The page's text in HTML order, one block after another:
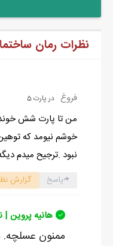
نظرات رمان
فروغ در پارت 5
من تا پارت شش
خوشم نیومد که
نبود .ترجیح میدم
پاسخ گزارش
هانیه پروین |
ممنون عسلچه.